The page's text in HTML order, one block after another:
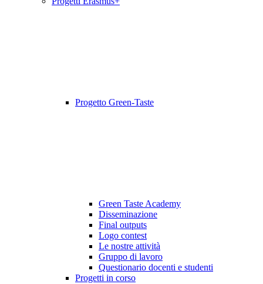
Progetto Green-Taste
Green Taste Academy
Disseminazione
Final outputs
Logo contest
Le nostre attività
Gruppo di lavoro
Questionario docenti e studenti
Progetti in corso